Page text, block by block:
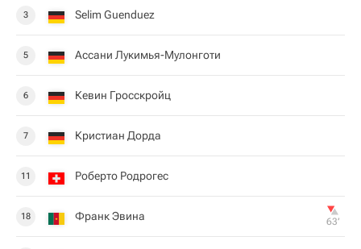
3 Selim Guenduez
5 Ассани Лукимья-Мулонготи
6 Кевин Гросскройц
7 Кристиан Дорда
11 Роберто Родрогес
18 Франк Эвина 63‎’‎